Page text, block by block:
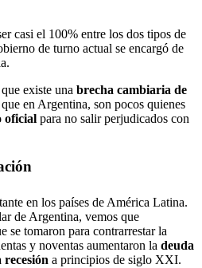
casi el 100% entre los dos tipos de
de turno actual se encargó de
existe una brecha cambiaria de
en Argentina, son pocos quienes
oficial para no salir perjudicados con
en los países de América Latina.
de Argentina, vemos que
se tomaron para contrarrestar la
y noventas aumentaron la deuda
recesión a principios de siglo XXI.